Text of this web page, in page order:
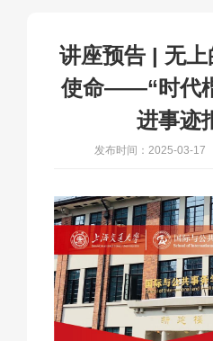
讲座预告 | 无
使命——“时代
进事迹
发布时间：2025-03-17